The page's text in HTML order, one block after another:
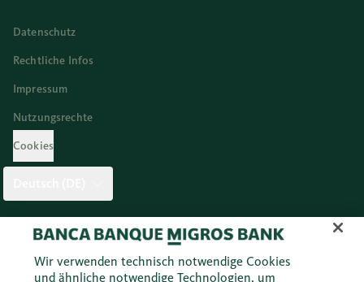
Datenschutz
Rechtliche Infos
Impressum
Nutzungsrechte
Cookies
Twitter Facebook Blog Instagram Youtube
Wir verwenden technisch notwendige Cookies
und ähnliche notwendige Technologien, um